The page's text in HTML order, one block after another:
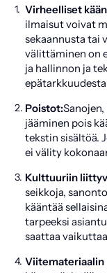
Virheelliset
ilmaisut voivat
sekaannusta tai
välittäminen on
ja hallinnon ja
Poistot:
jääminen pois
tekstin sisältöä.
ei välity
Kulttuuriin
seikkoja,
kääntää
tarpeeksi
saattaa
Viitemateriaalin